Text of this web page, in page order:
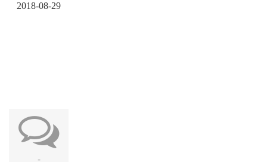
2018-08-29
-